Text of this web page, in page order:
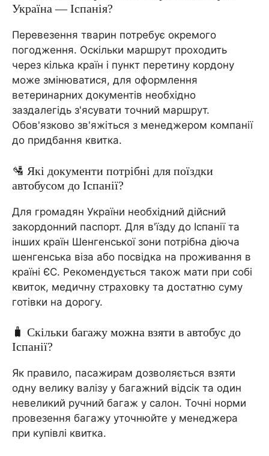
Україна — Іспанія?
Перевезення тварин потребує окремого
погодження. Оскільки маршрут проходить
через кілька країн і пункт перетину кордону
може змінюватися, для оформлення
ветеринарних документів необхідно
заздалегідь з'ясувати точний маршрут.
Обов'язково зв'яжіться з менеджером компанії
до придбання квитка.
🛂 Які документи потрібні для поїздки
автобусом до Іспанії?
Для громадян України необхідний дійсний
закордонний паспорт. Для в'їзду до Іспанії та
інших країн Шенгенської зони потрібна діюча
шенгенська віза або посвідка на проживання в
країні ЄС. Рекомендується також мати при собі
квиток, медичну страховку та достатню суму
готівки на дорогу.
🧳 Скільки багажу можна взяти в автобус до
Іспанії?
Як правило, пасажирам дозволяється взяти
одну велику валізу у багажний відсік та один
невеликий ручний багаж у салон. Точні норми
провезення багажу уточнюйте у менеджера
при купівлі квитка.